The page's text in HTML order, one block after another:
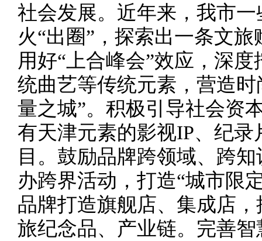
社会发展。近年来，我市
火“出圈”，探索出一条文
用好“上合峰会”效应，深
统曲艺等传统元素，营造
量之城”。积极引导社会资
有天津元素的影视IP、纪
目。鼓励品牌跨领域、跨
办跨界活动，打造“城市限
品牌打造旗舰店、集成店，
旅纪念品、产业链。完善